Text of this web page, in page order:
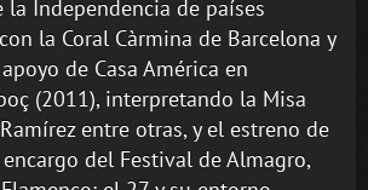
la Independencia de países
la Coral Càrmina de Barcelona y
de Casa América en
(2011), interpretando la Misa
entre otras, y el estreno de
del Festival de Almagro,